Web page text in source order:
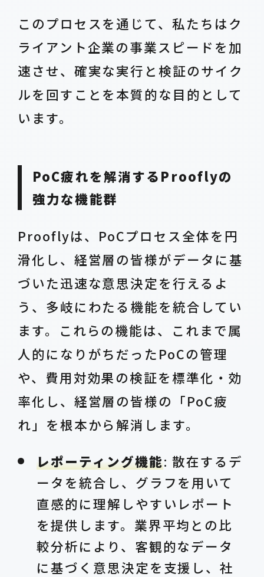
このプロセスを通じて、私たちはク
ライアント企業の事業スピードを加
速させ、確実な実行と検証のサイク
ルを回すことを本質的な目的として
います。
PoC疲れを解消するProoflyの
強力な機能群
Prooflyは、PoCプロセス全体を円
滑化し、経営層の皆様がデータに基
づいた迅速な意思決定を行えるよ
う、多岐にわたる機能を統合してい
ます。これらの機能は、これまで属
人的になりがちだったPoCの管理
や、費用対効果の検証を標準化・効
率化し、経営層の皆様の「PoC疲
れ」を根本から解消します。
レポーティング機能: 散在するデ
ータを統合し、グラフを用いて
直感的に理解しやすいレポート
を提供します。業界平均との比
較分析により、客観的なデータ
に基づく意思決定を支援し、社